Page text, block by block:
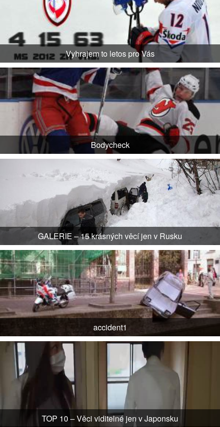
Vyhrajem to letos pro Vás
Bodycheck
GALERIE – 15 krásných věcí jen v Rusku
accident1
TOP 10 – Věci viditelné jen v Japonsku